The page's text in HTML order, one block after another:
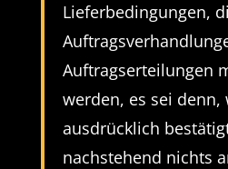
Lieferbedingungen,
Auftragserteilungen
werden, es sei denn,
ausdrücklich
nachstehend nichts